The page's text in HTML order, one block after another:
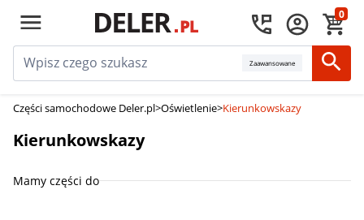
0
Zaawansowane
Części samochodowe Deler.pl>Oświetlenie>Kierunkowskazy
Kierunkowskazy
Mamy części do